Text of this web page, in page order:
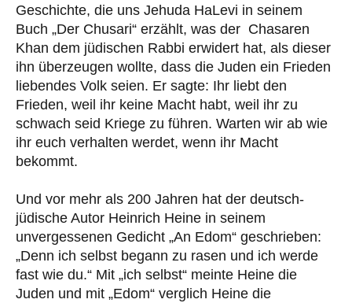
Geschichte, die uns Jehuda HaLevi in seinem
Buch „Der Chusari“ erzählt, was der Chasaren
Khan dem jüdischen Rabbi erwidert hat, als dieser
ihn überzeugen wollte, dass die Juden ein Frieden
liebendes Volk seien. Er sagte: Ihr liebt den
Frieden, weil ihr keine Macht habt, weil ihr zu
schwach seid Kriege zu führen. Warten wir ab wie
ihr euch verhalten werdet, wenn ihr Macht
bekommt.
Und vor mehr als 200 Jahren hat der deutsch-
jüdische Autor Heinrich Heine in seinem
unvergessenen Gedicht „An Edom“ geschrieben:
„Denn ich selbst begann zu rasen und ich werde
fast wie du.“ Mit „ich selbst“ meinte Heine die
Juden und mit „Edom“ verglich Heine die